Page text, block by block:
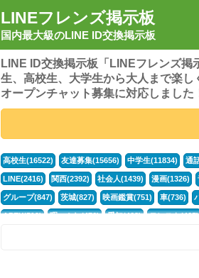
LINEフレンズ掲示板
国内最大級のLINE ID交換掲示板
LINE ID交換掲示板「LINEフレンズ
生、高校生、大学生から大人まで楽し
オープンチャット募集に対応しました
高校生(16522) 友達募集(15656) 中学生(11834) 通
LINE(2416) 関西(2392) 社会人(1439) 漫画(1326)
グループ(847) 茨城(827) 映画鑑賞(751) 車(736)
APEX(519) 暇つぶし(476) 愛知(468) モンスト(465)